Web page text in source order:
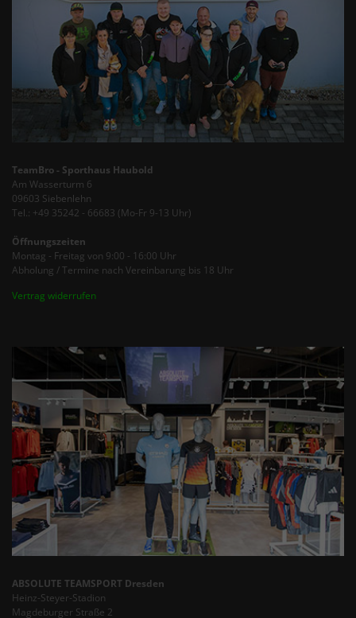
TeamBro - Sporthaus Haubold
Am Wasserturm 6
09603 Siebenlehn
Tel.: +49 35242 - 66683 (Mo-Fr 9-13 Uhr)
Öffnungszeiten
Montag - Freitag von 9:00 - 16:00 Uhr
Abholung / Termine nach Vereinbarung bis 18 Uhr
Vertrag widerrufen
ABSOLUTE TEAMSPORT Dresden
Heinz-Steyer-Stadion
Magdeburger Straße 2